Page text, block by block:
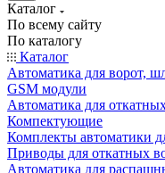
Каталог
По всему сайту
По каталогу
Каталог
Автоматика для ворот,
GSM модули
Автоматика для
Компектующие
Комплекты автоматики
Приводы для откатных
Автоматика для